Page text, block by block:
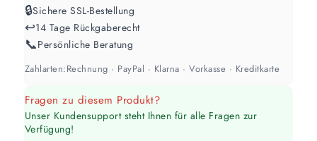
Werte sind Richtwerte und können je nach Untergrund und Werkzeug
abweichen. Für 10 % Reserve wird automatisch aufgerundet.
🔒Sichere SSL-Bestellung
↩️14 Tage Rückgaberecht
📞Persönliche Beratung
Zahlarten:Rechnung · PayPal · Klarna · Vorkasse · Kreditkarte
Fragen zu diesem Produkt?
Unser Kundensupport steht Ihnen für alle Fragen zur
Verfügung!